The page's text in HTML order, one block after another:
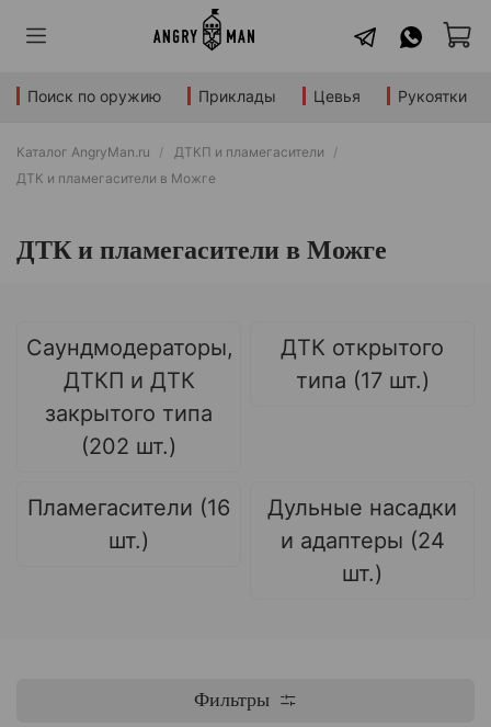
Поиск по оружию Приклады Цевья Рукоятки
Каталог AngryMan.ru
ДТКП и пламегасители
ДТК и пламегасители в Можге
ДТК и пламегасители в Можге
Саундмодераторы,
ДТКП и ДТК
закрытого типа
(202 шт.)
ДТК открытого
типа (17 шт.)
Пламегасители (16
шт.)
Дульные насадки
и адаптеры (24
шт.)
Фильтры